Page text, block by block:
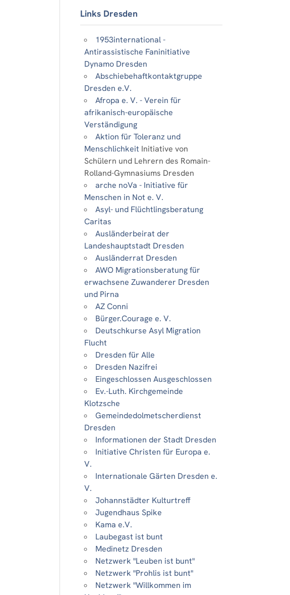
Links Dresden
1953international -
Antirassistische Faninitiative
Dynamo Dresden
Abschiebehaftkontaktgruppe
Dresden e.V.
Afropa e. V. - Verein für
afrikanisch-europäische
Verständigung
Aktion für Toleranz und
Menschlichkeit Initiative von
Schülern und Lehrern des Romain-
Rolland-Gymnasiums Dresden
arche noVa - Initiative für
Menschen in Not e. V.
Asyl- und Flüchtlingsberatung
Caritas
Ausländerbeirat der
Landeshauptstadt Dresden
Ausländerrat Dresden
AWO Migrationsberatung für
erwachsene Zuwanderer Dresden
und Pirna
AZ Conni
Bürger.Courage e. V.
Deutschkurse Asyl Migration
Flucht
Dresden für Alle
Dresden Nazifrei
Eingeschlossen Ausgeschlossen
Ev.-Luth. Kirchgemeinde
Klotzsche
Gemeindedolmetscherdienst
Dresden
Informationen der Stadt Dresden
Initiative Christen für Europa e.
V.
Internationale Gärten Dresden e.
V.
Johannstädter Kulturtreff
Jugendhaus Spike
Kama e.V.
Laubegast ist bunt
Medinetz Dresden
Netzwerk "Leuben ist bunt"
Netzwerk "Prohlis ist bunt"
Netzwerk "Willkommen im